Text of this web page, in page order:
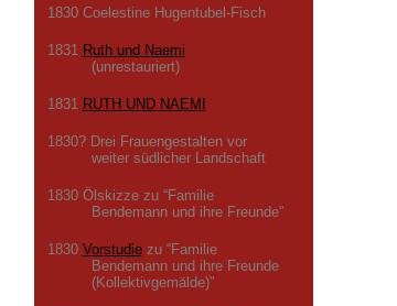
1830 Coelestine Hugentubel-Fisch
1831 Ruth und Naemi
(unrestauriert)
1831 RUTH UND NAEMI
1830? Drei Frauengestalten vor
weiter südlicher Landschaft
1830 Ölskizze zu “Familie
Bendemann und ihre Freunde”
1830 Vorstudiezu “Familie
Bendemann und ihre Freunde
(Kollektivgemälde)”